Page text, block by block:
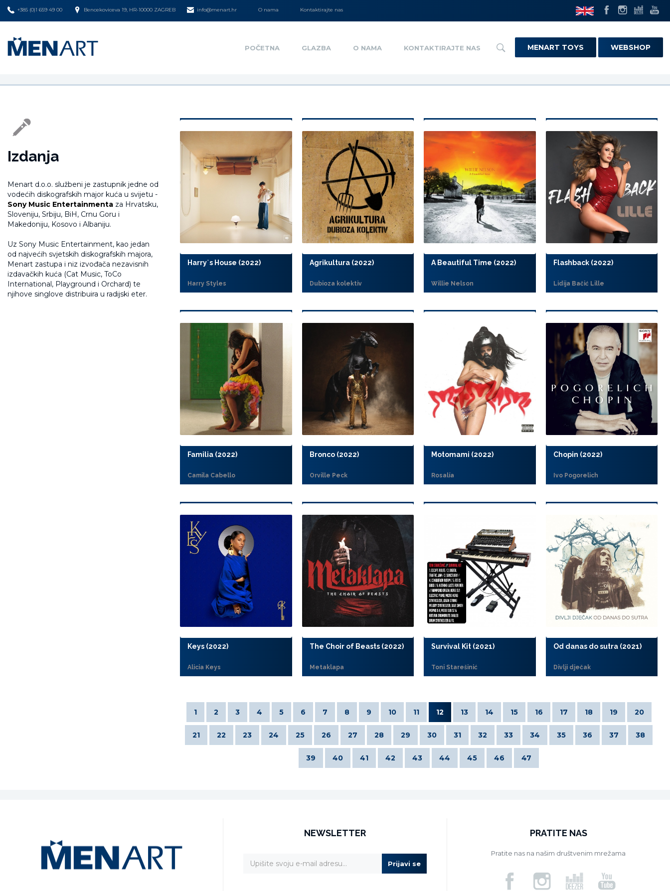
+385 (0)1 659 49 00 Bencekoviceva 19, HR-10000 ZAGREB info@menart.hr O nama Kontaktirajte nas
POČETNA GLAZBA O NAMA KONTAKTIRAJTE NAS MENART TOYS WEBSHOP
Izdanja
Menart d.o.o. službeni je zastupnik jedne od
vodećih diskografskih major kuća u svijetu -
Sony Music Entertainmenta za Hrvatsku,
Sloveniju, Srbiju, BiH, Crnu Goru i
Makedoniju, Kosovo i Albaniju.
Uz Sony Music Entertainment, kao jedan
od najvećih svjetskih diskografskih majora,
Menart zastupa i niz izvođača nezavisnih
izdavačkih kuća (Cat Music, ToCo
International, Playground i Orchard) te
njihove singlove distribuira u radijski eter.
Harry˙s House (2022)
Harry Styles
Agrikultura (2022)
Dubioza kolektiv
A Beautiful Time (2022)
Willie Nelson
Flashback (2022)
Lidija Bačić Lille
Familia (2022)
Camila Cabello
Bronco (2022)
Orville Peck
Motomami (2022)
Rosalía
Chopin (2022)
Ivo Pogorelich
Keys (2022)
Alicia Keys
The Choir of Beasts (2022)
Metaklapa
Survival Kit (2021)
Toni Starešinić
Od danas do sutra (2021)
Divlji dječak
1 2 3 4 5 6 7 8 9 10 11 12 13 14 15 16 17 18 19 20
21 22 23 24 25 26 27 28 29 30 31 32 33 34 35 36 37 38
39 40 41 42 43 44 45 46 47
NEWSLETTER
Prijavi se
PRATITE NAS
Pratite nas na našim društvenim mrežama